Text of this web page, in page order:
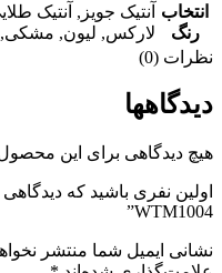
انتخاب
رنگ
آنتیک جویز , آنتیک
لارکس, لیون, مشکی,
نظرات (0)
دیدگاهها
هیچ دیدگاهی برای این
اولین نفری باشید که
WTM1004”
نشانی ایمیل شما منتشر